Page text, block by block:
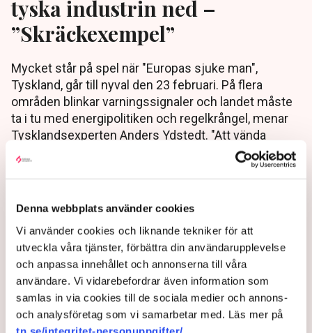
Denna webbplats använder cookies
Vi använder cookies och liknande tekniker för att
utveckla våra tjänster, förbättra din användarupplevelse
och anpassa innehållet och annonserna till våra
användare. Vi vidarebefordrar även information som
samlas in via cookies till de sociala medier och annons-
och analysföretag som vi samarbetar med. Läs mer på
tyska industrin ned –
”Skräckexempel”
Mycket står på spel när "Europas sjuke man",
Tyskland, går till nyval den 23 februari. På flera
områden blinkar varningssignaler och landet måste
ta i tu med energipolitiken och regelkrångel, menar
Tysklandsexperten Anders Ydstedt. "Att vända
Tyskland är som att vända en atlantångare”, säger
han till TN.